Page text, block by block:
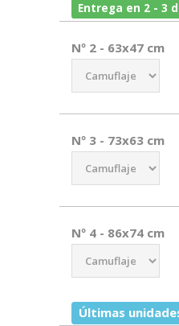
Entrega en 2 - 3
Nº 2 - 63x47 cm
Nº 3 - 73x63 cm
Nº 4 - 86x74 cm
Últimas